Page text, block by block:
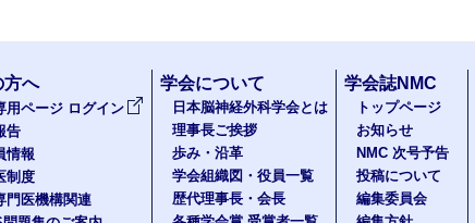
方へ
用ページ ログイン
告
情報
制度
門医機構関連
学会について
日本脳神経外科学会とは
理事長ご挨拶
歩み・沿革
学会組織図・役員一覧
歴代理事長・会長
学会誌NMC
トップページ
お知らせ
NMC 次号予告
投稿について
編集委員会